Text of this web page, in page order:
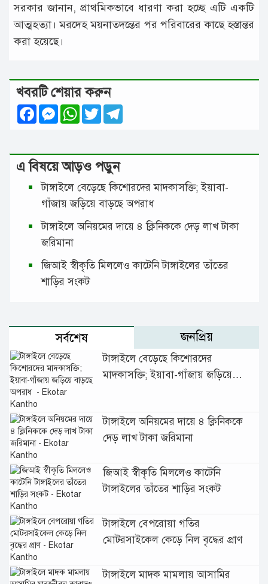
সরকার জানান, প্রাথমিকভাবে ধারণা করা হচ্ছে এটি একটি
আত্মহত্যা। মরদেহ ময়নাতদন্তের পর পরিবারের কাছে হস্তান্তর
করা হয়েছে।
খবরটি শেয়ার করুন
FacebookMessenger
WhatsApp
Twitter
এ বিষয়ে আড়ও পড়ুন
টাঙ্গাইলে বেড়েছে কিশোরদের মাদকাসক্তি; ইয়াবা-
গাঁজায় জড়িয়ে বাড়ছে অপরাধ
টাঙ্গাইলে অনিয়মের দায়ে ৪ ক্লিনিককে দেড় লাখ টাকা
জরিমানা
জিআই স্বীকৃতি মিললেও কাটেনি টাঙ্গাইলের তাঁতের
শাড়ির সংকট
সর্বশেষ জনপ্রিয়
টাঙ্গাইলে বেড়েছে কিশোরদের
মাদকাসক্তি; ইয়াবা-গাঁজায় জড়িয়ে
টাঙ্গাইলে অনিয়মের দায়ে ৪ ক্লিনিককে
দেড় লাখ টাকা জরিমানা
জিআই স্বীকৃতি মিললেও কাটেনি
টাঙ্গাইলের তাঁতের শাড়ির সংকট
টাঙ্গাইলে বেপরোয়া গতির
মোটরসাইকেল কেড়ে নিল বৃদ্ধের প্রাণ
টাঙ্গাইলে মাদক মামলায় আসামির